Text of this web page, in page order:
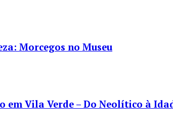
Morcegos no Museu
em Vila Verde – Do Neolítico à